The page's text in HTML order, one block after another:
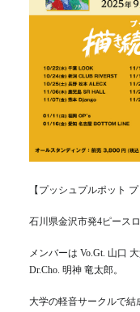
【プッシュプルポット プ
石川県金沢市発4ピース
メンバーは Vo.Gt. 山口
Dr.Cho. 明神 竜太郎。
大学の軽音サークルで結